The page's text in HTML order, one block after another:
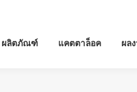
ผลิตภัณฑ์ แคตตาล็อค ผล